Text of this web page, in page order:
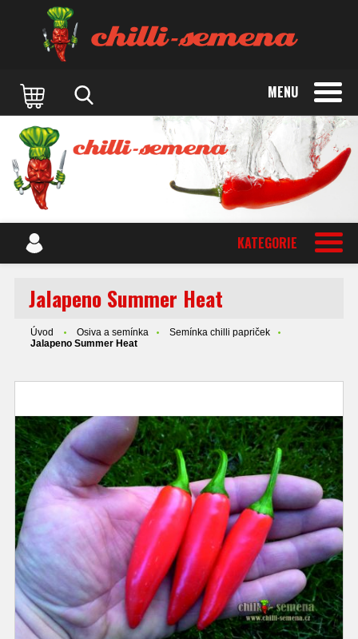
MENU
KATEGORIE
Jalapeno Summer Heat
Úvod Osiva a semínka
Semínka chilli papriček
Jalapeno Summer Heat